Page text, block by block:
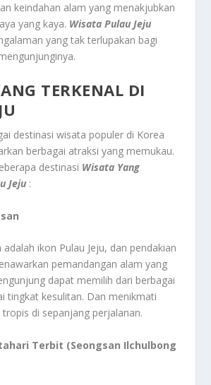
keindahan alam yang menakjubkan
yang kaya. Wisata Pulau Jeju
yang tak terlupakan bagi
TERKENAL DI
destinasi wisata populer di Korea
berbagai atraksi yang memukau.
destinasi Wisata Yang
Jeju :
adalah ikon Pulau Jeju, dan pendakian
pemandangan alam yang
dapat memilih dari berbagai
tingkat kesulitan. Dan menikmati
di sepanjang perjalanan.
Terbit (Seongsan Ilchulbong